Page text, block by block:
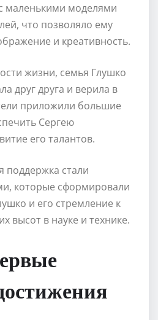
маленькими моделями
что позволяло ему
и креативность.
жизни, семья Глушко
друг друга и верила в
приложили большие
Сергею
его талантов.
поддержка стали
которые сформировали
и его стремление к
высот в науке и технике.